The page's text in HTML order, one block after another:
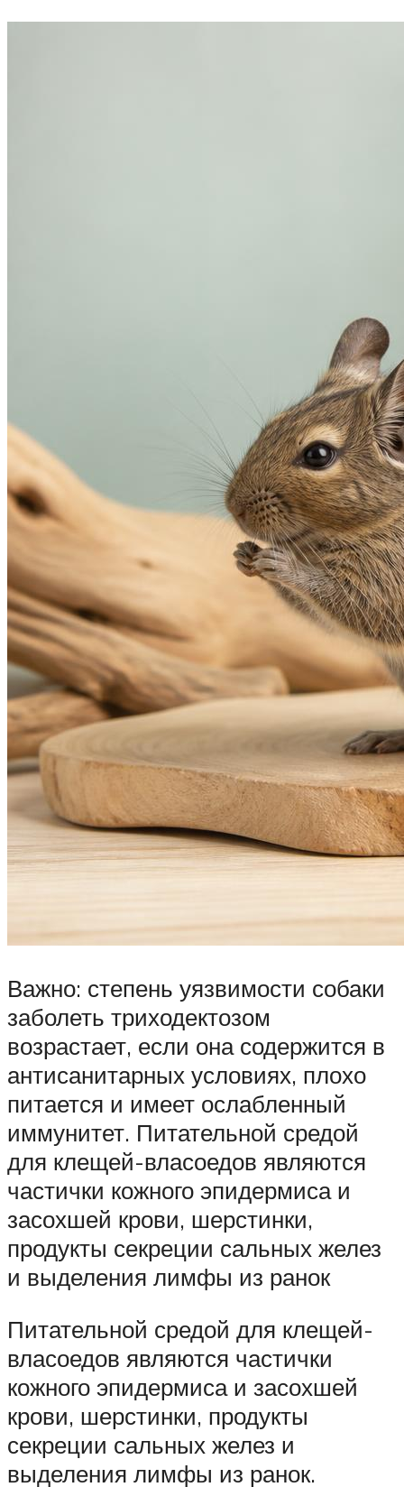
Важно: степень уязвимости собаки
заболеть триходектозом
возрастает, если она содержится в
антисанитарных условиях, плохо
питается и имеет ослабленный
иммунитет. Питательной средой
для клещей-власоедов являются
частички кожного эпидермиса и
засохшей крови, шерстинки,
продукты секреции сальных желез
и выделения лимфы из ранок
Питательной средой для клещей-
власоедов являются частички
кожного эпидермиса и засохшей
крови, шерстинки, продукты
секреции сальных желез и
выделения лимфы из ранок.